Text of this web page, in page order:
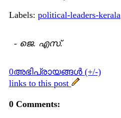
Labels: political-leaders-kerala
- ജെ. എസ്.
0അഭിപ്രായങ്ങള്‍ (+/-)
links to this post
0 Comments: